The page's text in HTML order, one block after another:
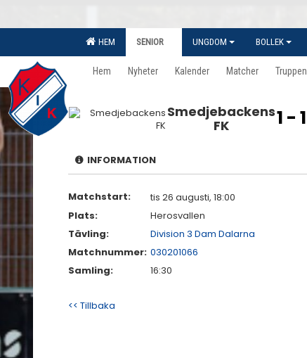
HEM SENIOR UNGDOM BOLLEK
Hem Nyheter Kalender Matcher Truppen
Smedjebackens
FK
1 - 1
INFORMATION
Matchstart:
tis 26 augusti, 18:00
Plats:
Herosvallen
Tävling:
Division 3 Dam Dalarna
Matchnummer: 030201066
Samling:
16:30
<< Tillbaka